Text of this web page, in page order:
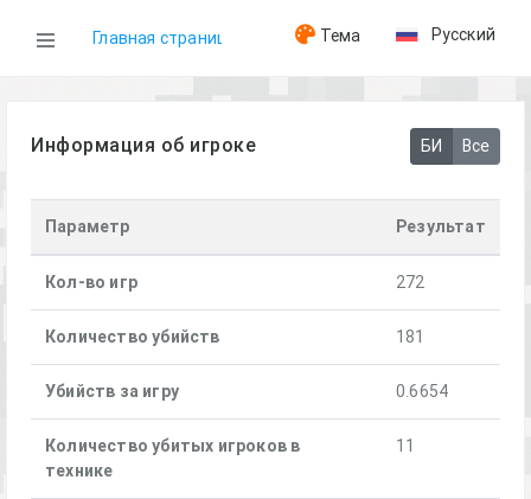
Главная страница Тема Русский
Информация об игроке БИ Все
Параметр Результат
Кол-во игр 272
Количество убийств 181
Убийств за игру 0.6654
Количество убитых игроков в
технике
11